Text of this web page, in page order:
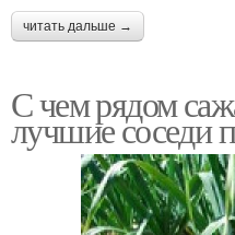
читать дальше →
С чем рядом
лучшие соседи